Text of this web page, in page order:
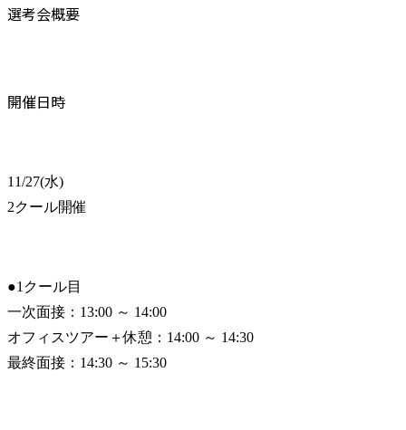
選考会概要
開催日時
11/27(水)
2クール開催
●1クール目
一次面接：13:00 ～ 14:00
オフィスツアー＋休憩：14:00 ～ 14:30
最終面接：14:30 ～ 15:30